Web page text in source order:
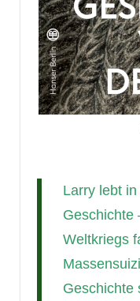
Larry lebt
Geschichte
Weltkriegs
Geschichte